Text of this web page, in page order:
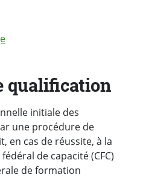
qualification
initiale des
une procédure de
en cas de réussite, à la
de capacité (CFC)
de formation